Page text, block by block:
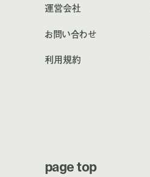
運営会社
お問い合わせ
利用規約
page top